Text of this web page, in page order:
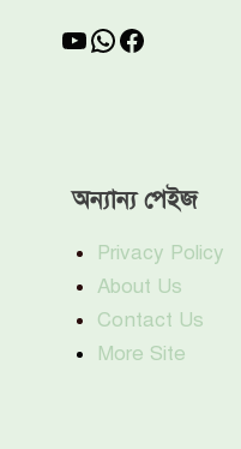
YouTube
WhatsApp
Facebook
অন্যান্য পেইজ
Privacy Policy
About Us
Contact Us
More Site